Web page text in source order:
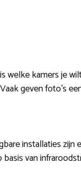
welke kamers je
geven foto’s
installaties zijn
van